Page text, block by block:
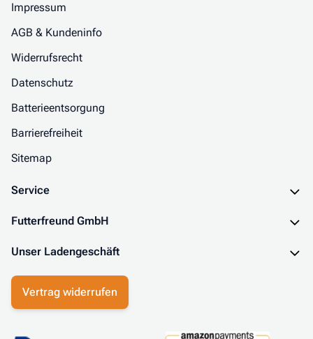
Impressum
AGB & Kundeninfo
Widerrufsrecht
Datenschutz
Batterieentsorgung
Barrierefreiheit
Sitemap
Service
Futterfreund GmbH
Unser Ladengeschäft
Vertrag widerrufen